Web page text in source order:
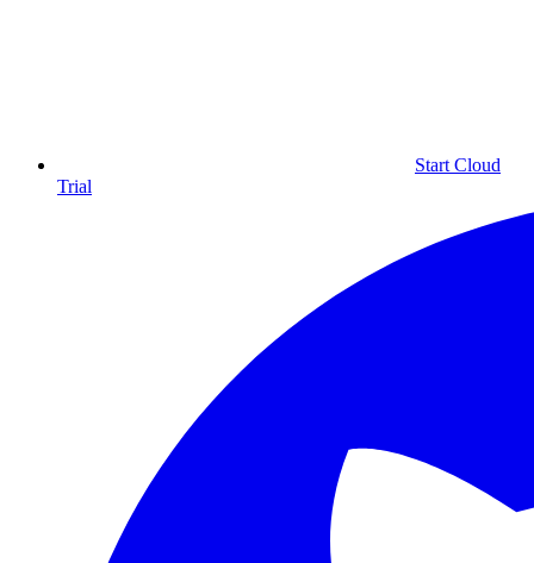
Start Cloud
Trial